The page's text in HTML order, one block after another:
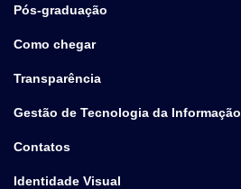
Pós-graduação
Como chegar
Transparência
Gestão de Tecnologia da Informação
Contatos
Identidade Visual